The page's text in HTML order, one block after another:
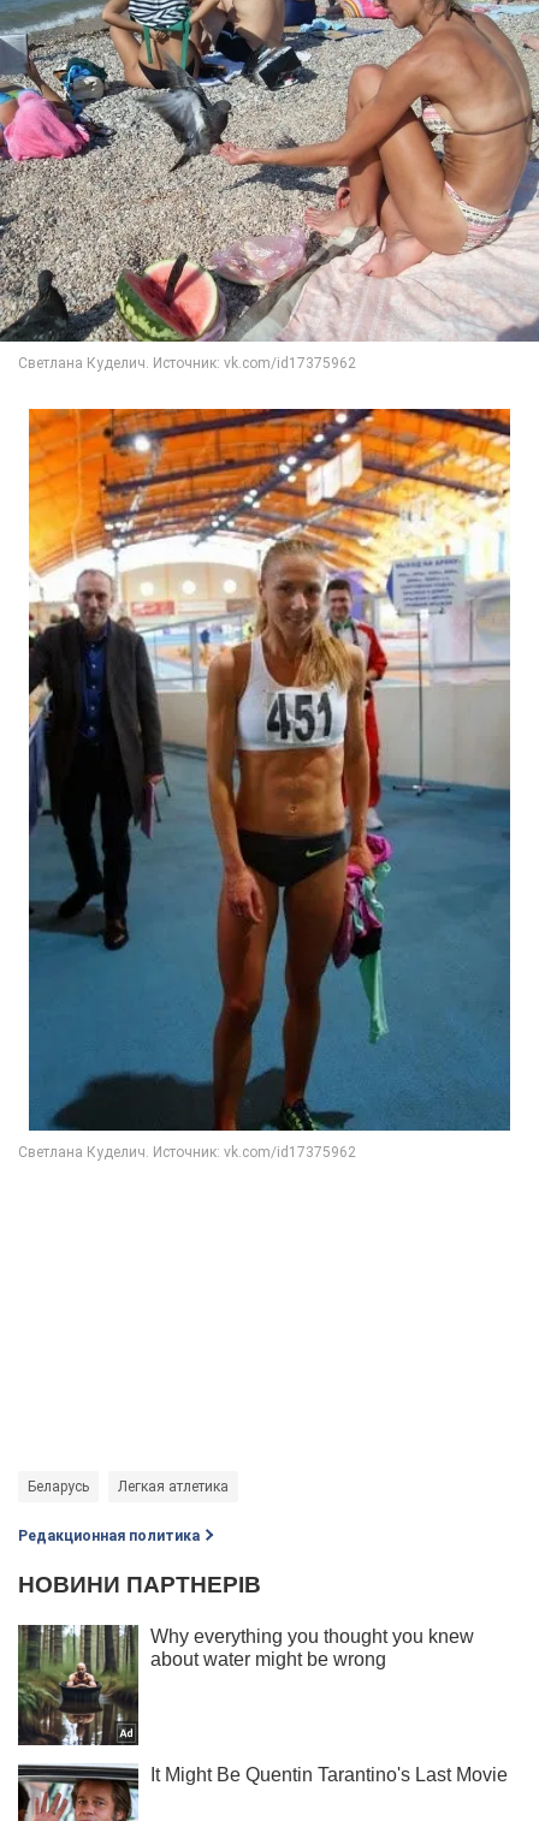
Беларусь Легкая атлетика
Редакционная политика